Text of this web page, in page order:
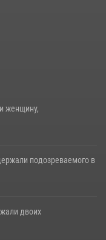
женщину,
подозреваемого в
двоих